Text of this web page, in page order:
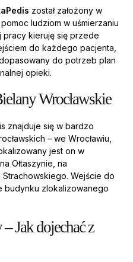
został założony w
ludziom w uśmierzaniu
pracy kieruję się przede
do każdego pacjenta,
do potrzeb plan
opieki.
Wrocławskie
znajduje się w bardzo
– we Wrocławiu,
jest on w
Ołtaszynie, na
Wejście do
budynku zlokalizowanego
Jak dojechać z